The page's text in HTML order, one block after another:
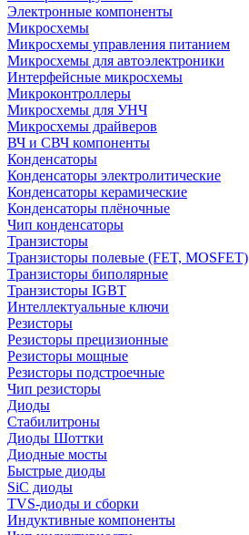
Электронные компоненты
Микросхемы
Микросхемы управления питанием
Микросхемы для автоэлектроники
Интерфейсные микросхемы
Микроконтроллеры
Микросхемы для УНЧ
Микросхемы драйверов
ВЧ и СВЧ компоненты
Конденсаторы
Конденсаторы электролитические
Конденсаторы керамические
Конденсаторы плёночные
Чип конденсаторы
Транзисторы
Транзисторы полевые (FET, MOSFET)
Транзисторы биполярные
Транзисторы IGBT
Интеллектуальные ключи
Резисторы
Резисторы прецизионные
Резисторы мощные
Резисторы подстроечные
Чип резисторы
Диоды
Стабилитроны
Диоды Шоттки
Диодные мосты
Быстрые диоды
SiC диоды
TVS-диоды и сборки
Индуктивные компоненты